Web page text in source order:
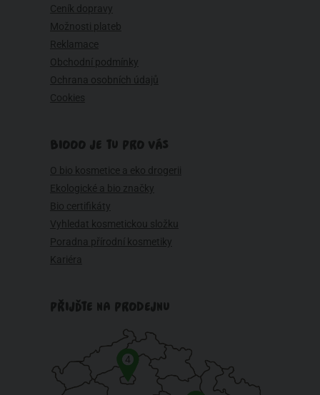
Ceník dopravy
Možnosti plateb
Reklamace
Obchodní podmínky
Ochrana osobních údajů
Cookies
BIOOO JE TU PRO VÁS
O bio kosmetice a eko drogerii
Ekologické a bio značky
Bio certifikáty
Vyhledat kosmetickou složku
Poradna přírodní kosmetiky
Kariéra
PŘIJĎTE NA PRODEJNU
4